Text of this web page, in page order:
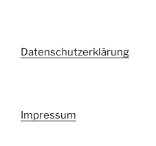
Datenschutzerklärung
Impressum